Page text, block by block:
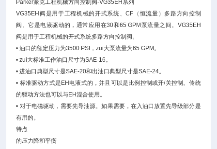
Parker派克工程机械方向控制阀-VG35EH系列
VG35EH阀是用于工程机械的开式系统、CF（恒流量）多路方向控制
阀。它是电液驱动的，通常应用在30和65 GPM泵流量之间。VG35EH
阀是用于工程机械的开式系统多路方向控制阀。
• 油口的额定压力为3500 PSI，zui大泵流量为65 GPM。
• zui大标准工作油口尺寸为SAE-16。
• 进油口典型尺寸是SAE-20和出油口典型尺寸是SAE-24。
• 标准驱动方式是EH电液式的，并且可以是比例控制或开/关控制。传统
的驱动方法也可以与EH混合使用。
• 对于电磁驱动，需要先导油源。如果需要，在入油口放置先导级部分是
有用的。
特点
的压力降和平衡